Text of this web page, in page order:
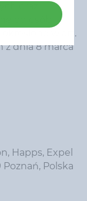
oraz
od osób
w art.
z dnia 8 marca
Happs, Expel
Poznań, Polska